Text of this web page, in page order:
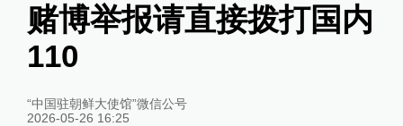
赌博举报请直接拨打国内
110
“中国驻朝鲜大使馆”微信公号
2026-05-26 16:25